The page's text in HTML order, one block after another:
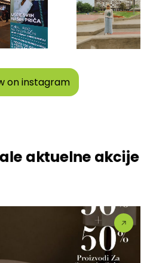
on instagram
aktuelne akcije